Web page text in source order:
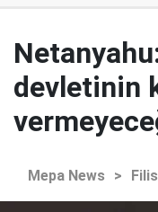
devletinin
Mepa News >